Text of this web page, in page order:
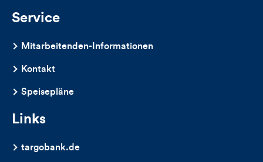
Service
Mitarbeitenden-Informationen
Kontakt
Speisepläne
Links
targobank.de